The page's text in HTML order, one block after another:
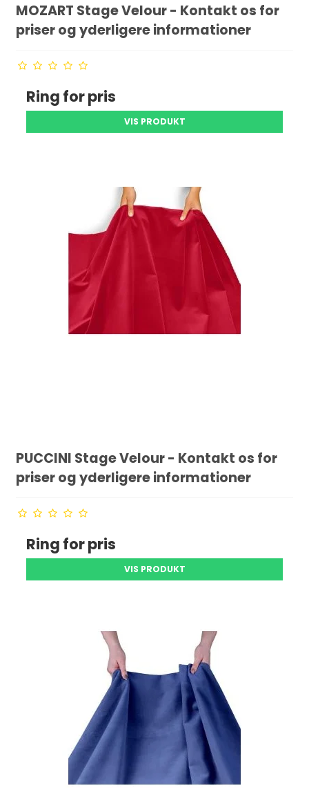
MOZART Stage Velour - Kontakt os for
priser og yderligere informationer
Ring for pris
VIS PRODUKT
PUCCINI Stage Velour - Kontakt os for
priser og yderligere informationer
Ring for pris
VIS PRODUKT